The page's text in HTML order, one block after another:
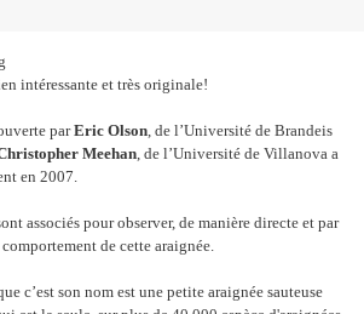
intéressante et très originale!
parEric Olson, de l’Université de Brandeis
Meehan, de l’Université de Villanova a
en 2007.
associés pour observer, de manière directe et par
de cette araignée.
c’est son nom est une petite araignée sauteuse